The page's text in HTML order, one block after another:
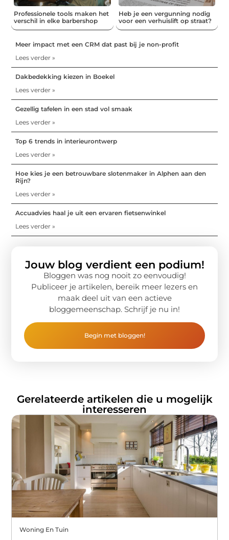
Professionele tools maken het
verschil in elke barbershop
Heb je een vergunning nodig
voor een verhuislift op straat?
Meer impact met een CRM dat past bij je non-profit
Lees verder »
Dakbedekking kiezen in Boekel
Lees verder »
Gezellig tafelen in een stad vol smaak
Lees verder »
Top 6 trends in interieurontwerp
Lees verder »
Hoe kies je een betrouwbare slotenmaker in Alphen aan den
Rijn?
Lees verder »
Accuadvies haal je uit een ervaren fietsenwinkel
Lees verder »
Jouw blog verdient een podium!
Bloggen was nog nooit zo eenvoudig!
Publiceer je artikelen, bereik meer lezers en
maak deel uit van een actieve
bloggemeenschap. Schrijf je nu in!
Begin met bloggen!
Gerelateerde artikelen die u mogelijk
interesseren
Woning En Tuin